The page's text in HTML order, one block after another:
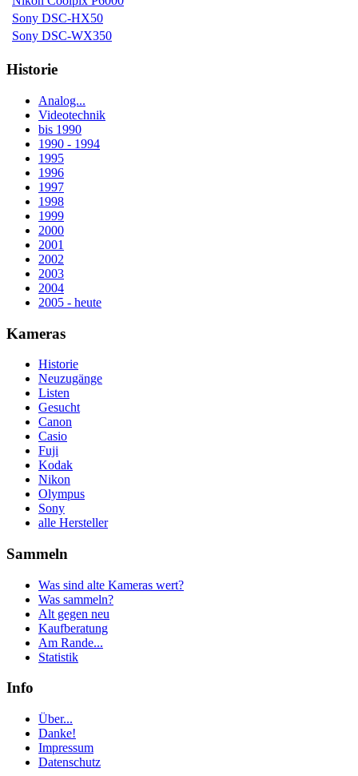
Sony DSC-HX50
Sony DSC-WX350
Historie
Analog...
Videotechnik
bis 1990
1990 - 1994
1995
1996
1997
1998
1999
2000
2001
2002
2003
2004
2005 - heute
Kameras
Historie
Neuzugänge
Listen
Gesucht
Canon
Casio
Fuji
Kodak
Nikon
Olympus
Sony
alle Hersteller
Sammeln
Was sind alte Kameras wert?
Was sammeln?
Alt gegen neu
Kaufberatung
Am Rande...
Statistik
Info
Über...
Danke!
Impressum
Datenschutz